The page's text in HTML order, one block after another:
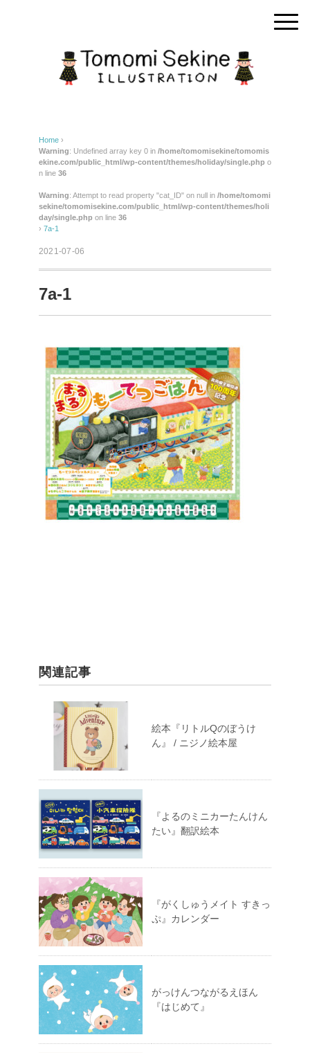
Home ›
Warning: Undefined array key 0 in /home/tomomisekine/tomomis
ekine.com/public_html/wp-content/themes/holiday/single.php o
n line 36
Warning: Attempt to read property "cat_ID" on null in /home/tomomi
sekine/tomomisekine.com/public_html/wp-content/themes/holi
day/single.php on line 36
› 7a-1
2021-07-06
7a-1
関連記事
絵本『リトルQのぼうけ
ん』 / ニジノ絵本屋
『よるのミニカーたんけん
たい』翻訳絵本
『がくしゅうメイト すきっ
ぷ』カレンダー
がっけんつながるえほん
『はじめて』